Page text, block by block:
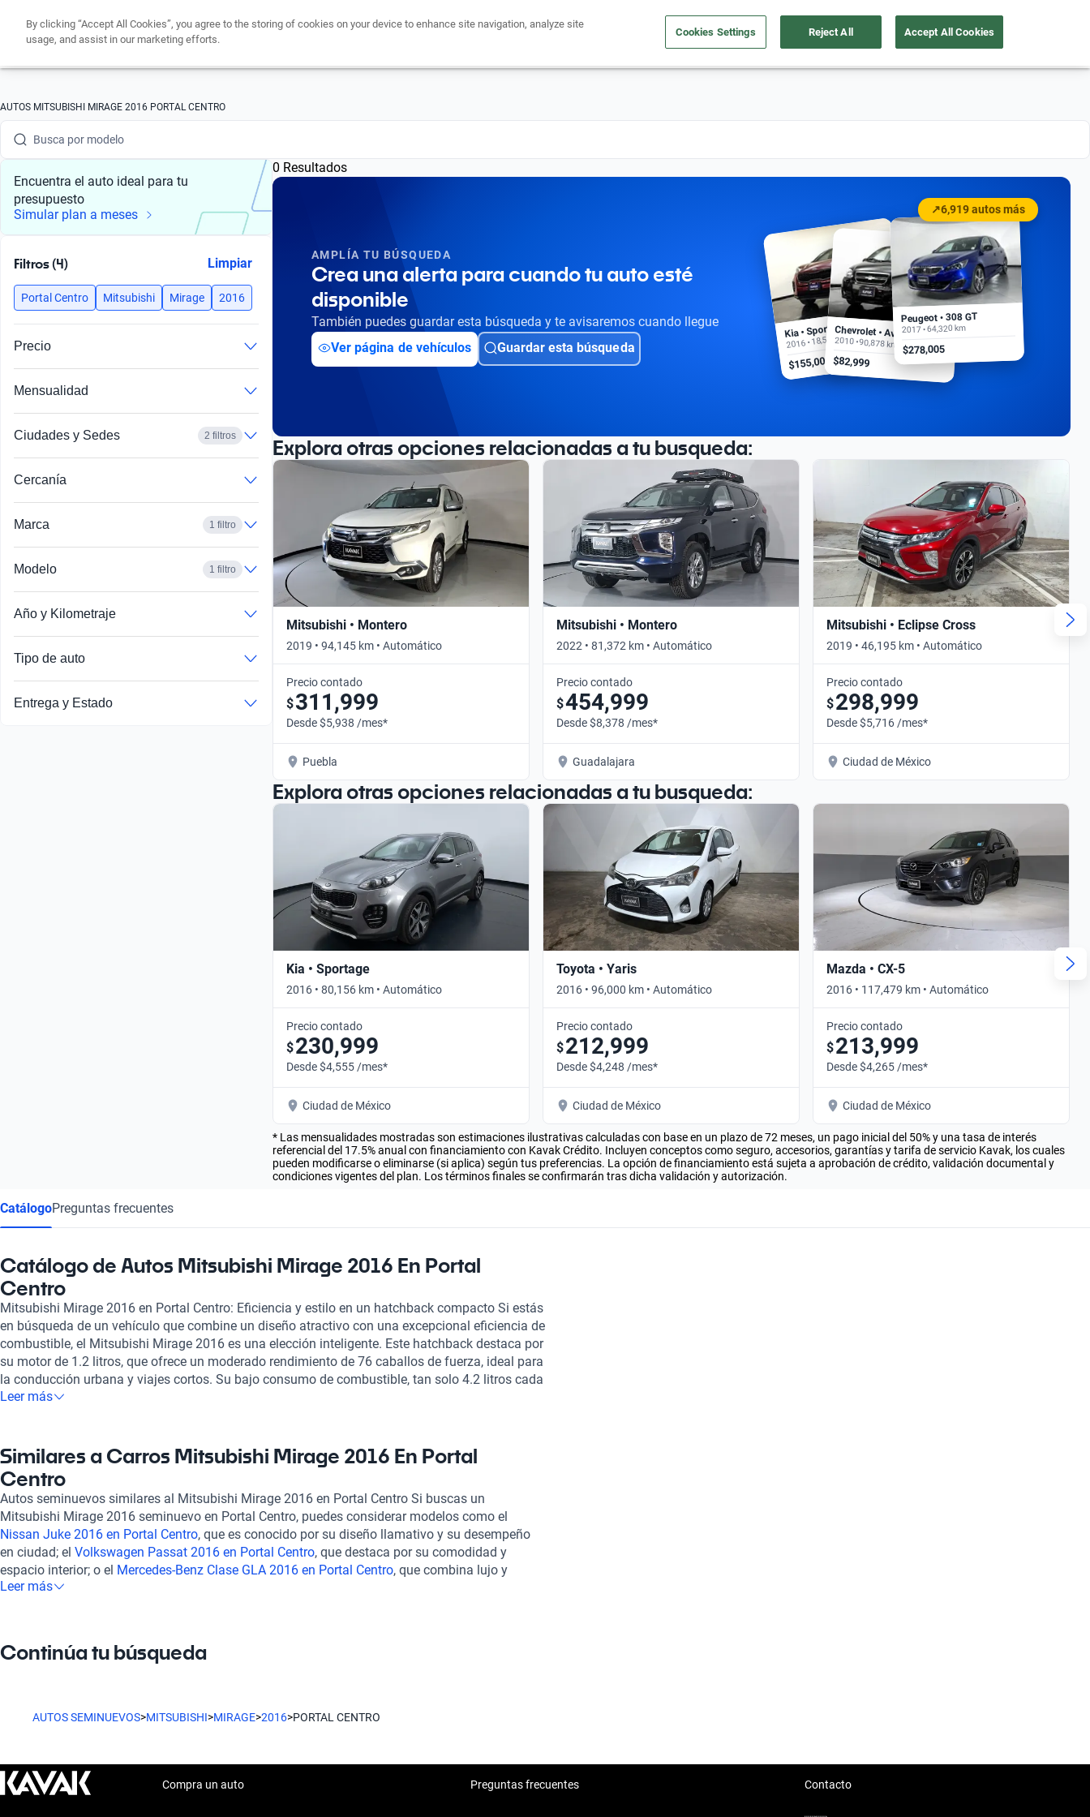
Compra un auto Vende tu auto Cuida tu auto Nosotros Ubicación
AUTOS MITSUBISHI MIRAGE 2016 PORTAL CENTRO
Busca por marca
Busca por modelo
Busca por versión
Busca por año
Busca por modelo
Busca por año
Encuentra el auto ideal para tu
presupuesto
Simular plan a meses
Filtros (4) Limpiar
Portal Centro Mitsubishi Mirage 2016
Precio
Mensualidad
Ciudades y Sedes 2 filtros
Cercanía
Marca 1 filtro
Modelo 1 filtro
Año y Kilometraje
Tipo de auto
Entrega y Estado
0 Resultados
AMPLÍA TU BÚSQUEDA
Crea una alerta para cuando tu auto esté
disponible
También puedes guardar esta búsqueda y te avisaremos cuando llegue
Ver página de vehículos
Guardar esta búsqueda
↗6,919 autos más
Kia • Sportage EX
2016 • 18,500 km
$155,000
Chevrolet • Aveo
2010 • 90,878 km
$82,999
Peugeot • 308 GT
2017 • 64,320 km
$278,005
Explora otras opciones relacionadas a tu busqueda:
Mitsubishi • Montero
2019 • 94,145 km • Automático
Precio contado
$311,999
Desde $5,938 /mes*
Puebla
Mitsubishi • Montero
2022 • 81,372 km • Automático
Precio contado
$454,999
Desde $8,378 /mes*
Guadalajara
Mitsubishi • Eclipse Cross
2019 • 46,195 km • Automático
Precio contado
$298,999
Desde $5,716 /mes*
Ciudad de México
Explora otras opciones relacionadas a tu busqueda:
Kia • Sportage
2016 • 80,156 km • Automático
Precio contado
$230,999
Desde $4,555 /mes*
Ciudad de México
Toyota • Yaris
2016 • 96,000 km • Automático
Precio contado
$212,999
Desde $4,248 /mes*
Ciudad de México
Mazda • CX-5
2016 • 117,479 km • Automático
Precio contado
$213,999
Desde $4,265 /mes*
Ciudad de México
* Las mensualidades mostradas son estimaciones ilustrativas calculadas con base en un plazo de 72 meses, un pago inicial del 50% y una tasa de interés
referencial del 17.5% anual con financiamiento con Kavak Crédito. Incluyen conceptos como seguro, accesorios, garantías y tarifa de servicio Kavak, los cuales
pueden modificarse o eliminarse (si aplica) según tus preferencias. La opción de financiamiento está sujeta a aprobación de crédito, validación documental y
condiciones vigentes del plan. Los términos finales se confirmarán tras dicha validación y autorización.
CatálogoPreguntas frecuentes
Catálogo de Autos Mitsubishi Mirage 2016 En Portal
Centro
Mitsubishi Mirage 2016 en Portal Centro: Eficiencia y estilo en un hatchback compacto Si estás
en búsqueda de un vehículo que combine un diseño atractivo con una excepcional eficiencia de
combustible, el Mitsubishi Mirage 2016 es una elección inteligente. Este hatchback destaca por
su motor de 1.2 litros, que ofrece un moderado rendimiento de 76 caballos de fuerza, ideal para
la conducción urbana y viajes cortos. Su bajo consumo de combustible, tan solo 4.2 litros cada
100 km, permite maximizar cada viaje, ya sea que te dirijas al trabajo o realices escapadas de
convierten en el vehículo perfecto para maniobrar en calles estrechas y estacionamientos
concurridos, mientras que sus rines de 14 a 15 pulgadas aseguran una conducción ágil. En
Kavak, todos nuestros vehículos, incluido el Mitsubishi Mirage 2016, pasan por una rigurosa
inspección en más de 240 puntos, garantizando su óptimo estado mecánico y estético.
Ofrecemos opciones de financiamiento flexibles y planes de garantía adaptados a tus
necesidades, lo que facilita tu experiencia de compra, 100% en línea. Además, contamos con
soporte postventa y la posibilidad de contratar una garantía extendida, asegurando así que tu
inversión esté protegida. Explora nuestro catálogo en Kavak y encuentra el Mitsubishi Mirage
2016 que se ajuste a tu estilo de vida, respaldado por la confianza y seguridad que solo
Leer más
Similares a Carros Mitsubishi Mirage 2016 En Portal
Centro
Autos seminuevos similares al Mitsubishi Mirage 2016 en Portal Centro Si buscas un
Mitsubishi Mirage 2016 seminuevo en Portal Centro, puedes considerar modelos como el
Nissan Juke 2016 en Portal Centro, que es conocido por su diseño llamativo y su desempeño
en ciudad; el Volkswagen Passat 2016 en Portal Centro, que destaca por su comodidad y
espacio interior; o el Mercedes-Benz Clase GLA 2016 en Portal Centro, que combina lujo y
versatilidad. Estos vehículos tienen características que se asemejan al Mitsubishi Mirage 2016,
Leer más
Continúa tu búsqueda
AUTOS SEMINUEVOS>MITSUBISHI>MIRAGE>2016>PORTAL CENTRO
Compra un auto Preguntas frecuentes Contacto
By clicking “Accept All Cookies”, you agree to the storing of cookies on your device to enhance site navigation, analyze site
usage, and assist in our marketing efforts.
Cookies Settings Reject All Accept All Cookies